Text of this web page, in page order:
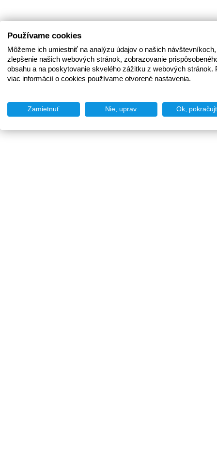
Používame cookies
Môžeme ich umiestniť na analýzu údajov o našich
zlepšenie našich webových stránok, zobrazovanie
obsahu a na poskytovanie skvelého zážitku z webových stránok.
viac informácií o cookies používame otvorené nastavenia.
Zamietnuť Nie, uprav Ok,